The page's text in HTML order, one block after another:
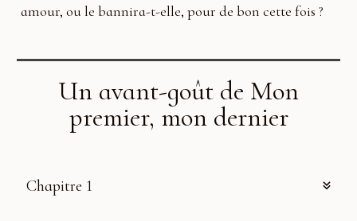
amour, ou le bannira-t-elle, pour de bon cette fois ?
Un avant-goût de Mon
premier, mon dernier
Chapitre 1